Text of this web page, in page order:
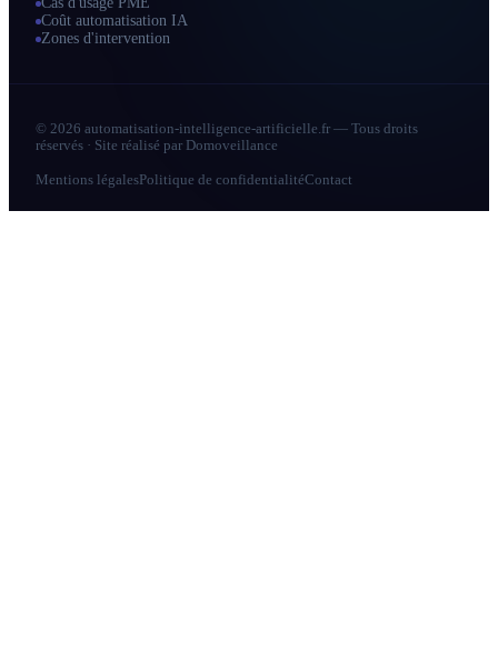
Coût automatisation IA
Zones d'intervention
© 2026 automatisation-intelligence-artificielle.fr — Tous droits
réservés · Site réalisé par Domoveillance
Mentions légales Politique de confidentialitéContact